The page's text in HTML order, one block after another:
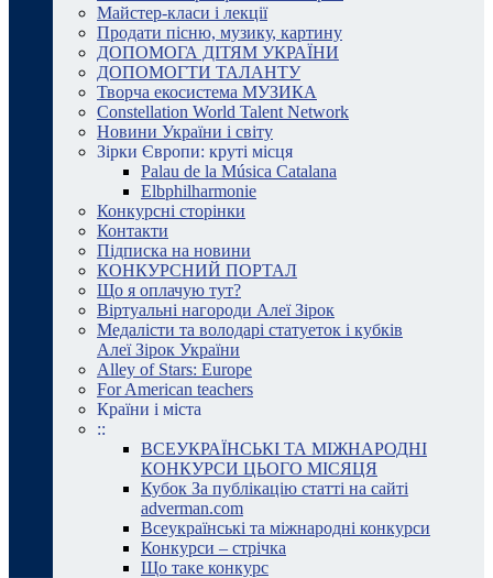
Майстер-класи і лекції
Продати пісню, музику, картину
ДОПОМОГА ДІТЯМ УКРАЇНИ
ДОПОМОГТИ ТАЛАНТУ
Творча екосистема МУЗИКА
Constellation World Talent Network
Новини України і світу
Зірки Європи: круті місця
Palau de la Música Catalana
Elbphilharmonie
Конкурсні сторінки
Контакти
Підписка на новини
КОНКУРСНИЙ ПОРТАЛ
Що я оплачую тут?
Віртуальні нагороди Алеї Зірок
Медалісти та володарі статуеток і кубків
Алеї Зірок України
Alley of Stars: Europe
For American teachers
Країни і міста
::
ВСЕУКРАЇНСЬКІ ТА МІЖНАРОДНІ
КОНКУРСИ ЦЬОГО МІСЯЦЯ
Кубок За публікацію статті на сайті
adverman.com
Всеукраїнські та міжнародні конкурси
Конкурси – стрічка
Що таке конкурс